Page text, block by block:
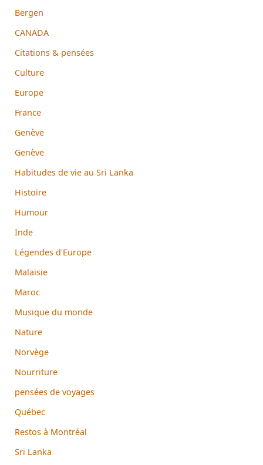
Bergen
CANADA
Citations & pensées
Culture
Europe
France
Genève
Genève
Habitudes de vie au Sri Lanka
Histoire
Humour
Inde
Légendes d'Europe
Malaisie
Maroc
Musique du monde
Nature
Norvège
Nourriture
pensées de voyages
Québec
Restos à Montréal
Sri Lanka